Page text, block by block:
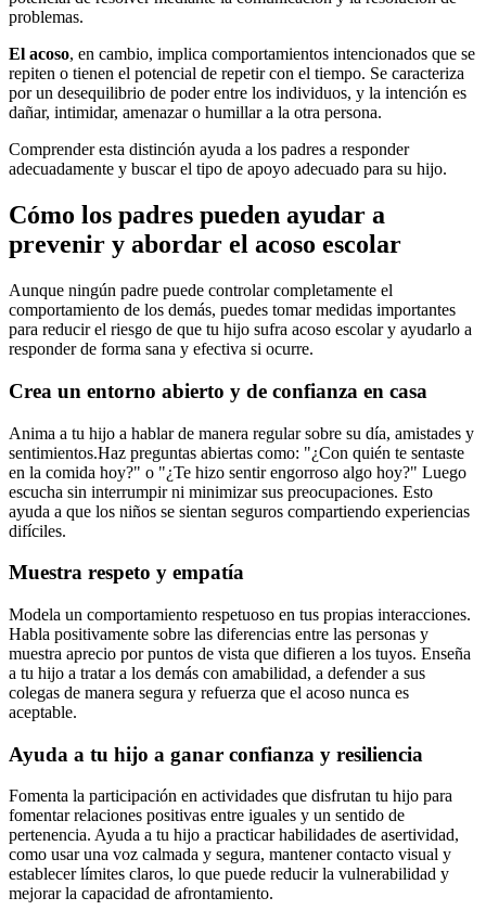
problemas.
El acoso, en cambio, implica comportamientos intencionados que se
repiten o tienen el potencial de repetir con el tiempo. Se caracteriza
por un desequilibrio de poder entre los individuos, y la intención es
dañar, intimidar, amenazar o humillar a la otra persona.
Comprender esta distinción ayuda a los padres a responder
adecuadamente y buscar el tipo de apoyo adecuado para su hijo.
Cómo los padres pueden ayudar a
prevenir y abordar el acoso escolar
Aunque ningún padre puede controlar completamente el
comportamiento de los demás, puedes tomar medidas importantes
para reducir el riesgo de que tu hijo sufra acoso escolar y ayudarlo a
responder de forma sana y efectiva si ocurre.
Crea un entorno abierto y de confianza en casa
Anima a tu hijo a hablar de manera regular sobre su día, amistades y
sentimientos.Haz preguntas abiertas como: "¿Con quién te sentaste
en la comida hoy?" o "¿Te hizo sentir engorroso algo hoy?" Luego
escucha sin interrumpir ni minimizar sus preocupaciones. Esto
ayuda a que los niños se sientan seguros compartiendo experiencias
difíciles.
Muestra respeto y empatía
Modela un comportamiento respetuoso en tus propias interacciones.
Habla positivamente sobre las diferencias entre las personas y
muestra aprecio por puntos de vista que difieren a los tuyos. Enseña
a tu hijo a tratar a los demás con amabilidad, a defender a sus
colegas de manera segura y refuerza que el acoso nunca es
aceptable.
Ayuda a tu hijo a ganar confianza y resiliencia
Fomenta la participación en actividades que disfrutan tu hijo para
fomentar relaciones positivas entre iguales y un sentido de
pertenencia. Ayuda a tu hijo a practicar habilidades de asertividad,
como usar una voz calmada y segura, mantener contacto visual y
establecer límites claros, lo que puede reducir la vulnerabilidad y
mejorar la capacidad de afrontamiento.